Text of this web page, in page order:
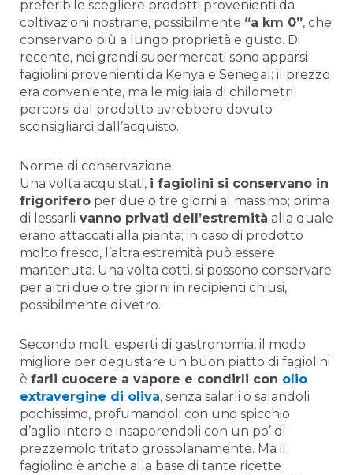
preferibile scegliere prodotti provenienti da
coltivazioni nostrane, possibilmente “a km 0”, che
conservano più a lungo proprietà e gusto. Di
recente, nei grandi supermercati sono apparsi
fagiolini provenienti da Kenya e Senegal: il prezzo
era conveniente, ma le migliaia di chilometri
percorsi dal prodotto avrebbero dovuto
sconsigliarci dall’acquisto.
Norme di conservazione
Una volta acquistati, i fagiolini si conservano in
frigorifero per due o tre giorni al massimo; prima
di lessarli vanno privati dell’estremità alla quale
erano attaccati alla pianta; in caso di prodotto
molto fresco, l’altra estremità può essere
mantenuta. Una volta cotti, si possono conservare
per altri due o tre giorni in recipienti chiusi,
possibilmente di vetro.
Secondo molti esperti di gastronomia, il modo
migliore per degustare un buon piatto di fagiolini
è farli cuocere a vapore e condirli con olio
extravergine di oliva, senza salarli o salandoli
pochissimo, profumandoli con uno spicchio
d’aglio intero e insaporendoli con un po’ di
prezzemolo tritato grossolanamente. Ma il
fagiolino è anche alla base di tante ricette